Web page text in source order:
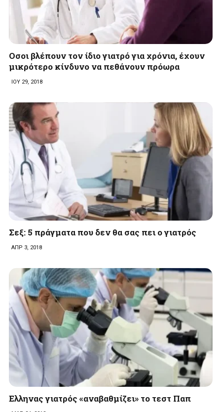
Oσοι βλέπουν τον ίδιο γιατρό για χρόνια, έχουν
μικρότερο κίνδυνο να πεθάνουν πρόωρα
ΙΟΥ 29, 2018
Σεξ: 5 πράγματα που δεν θα σας πει ο γιατρός
ΑΠΡ 3, 2018
Ελληνας γιατρός «αναβαθμίζει» το τεστ Παπ